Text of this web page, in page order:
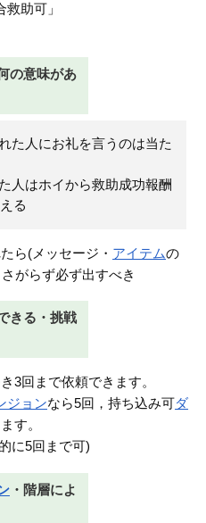
助可」
の意味があ
た人にお礼を言うのは当た
人はホイから救助成功報酬
る
ら(メッセージ・ アイテムの
がらず必ず出すべき
きる・挑戦
3回まで依頼できます。
ジョンなら5回，持ち込み可ダ
す。
に5回まで可)
・階層によ